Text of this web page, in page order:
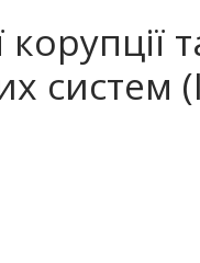
систем